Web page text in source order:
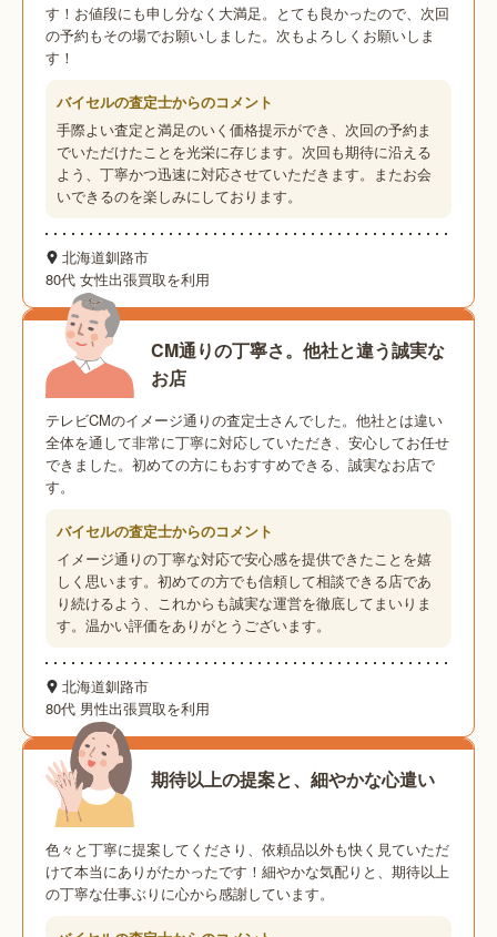
す！お値段にも申し分なく大満足。とても良かったので、次回
の予約もその場でお願いしました。次もよろしくお願いしま
す！
バイセルの査定士からのコメント
手際よい査定と満足のいく価格提示ができ、次回の予約ま
でいただけたことを光栄に存じます。次回も期待に沿える
よう、丁寧かつ迅速に対応させていただきます。またお会
いできるのを楽しみにしております。
北海道釧路市
80代 女性出張買取を利用
CM通りの丁寧さ。他社と違う誠実な
お店
テレビCMのイメージ通りの査定士さんでした。他社とは違い
全体を通して非常に丁寧に対応していただき、安心してお任せ
できました。初めての方にもおすすめできる、誠実なお店で
す。
バイセルの査定士からのコメント
イメージ通りの丁寧な対応で安心感を提供できたことを嬉
しく思います。初めての方でも信頼して相談できる店であ
り続けるよう、これからも誠実な運営を徹底してまいりま
す。温かい評価をありがとうございます。
北海道釧路市
80代 男性出張買取を利用
期待以上の提案と、細やかな心遣い
色々と丁寧に提案してくださり、依頼品以外も快く見ていただ
けて本当にありがたかったです！細やかな気配りと、期待以上
の丁寧な仕事ぶりに心から感謝しています。